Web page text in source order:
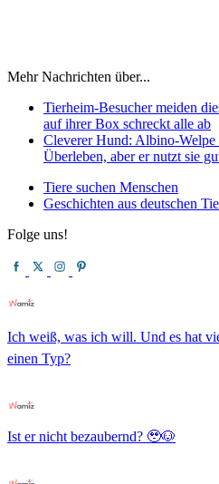
Mehr Nachrichten über...
Tierheim-Besucher meiden
auf ihrer Box schreckt alle ab
Cleverer Hund: Albino-
Überleben, aber er nutzt sie
Tiere suchen Menschen
Geschichten aus deutschen
Folge uns!
Ich weiß, was ich will. Und es hat
einen Typ?
Ist er nicht bezaubernd? 🥹🐶